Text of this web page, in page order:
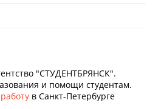
"СТУДЕНТБРЯНСК".
и помощи студентам.
в Санкт-Петербурге